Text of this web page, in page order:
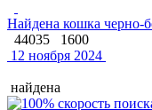
Найдена кошка черно-
44035
1600
12 ноября 2024
найдена